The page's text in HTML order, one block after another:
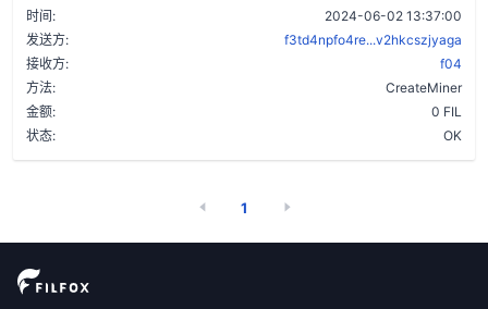
时间:
2024-06-02 13:37:00
发送方:
f3td4npfo4re...v2hkcszjyaga
接收方:
f04
方法:
CreateMiner
金额:
0 FIL
状态:
OK
1